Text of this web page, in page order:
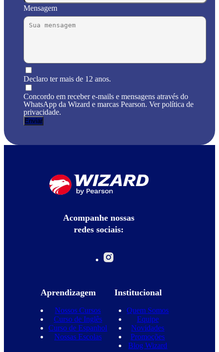
Mensagem
Declaro ter mais de 12 anos.
Concordo em receber e-mails e mensagens através do
WhatsApp da Wizard e marcas Pearson. Ver política de
privacidade.
Acompanhe nossas
redes sociais:
Aprendizagem
Nossos Cursos
Curso de Inglês
Curso de Espanhol
Nossas Escolas
Institucional
Quem Somos
Equipe
Novidades
Promoções
Blog Wizard